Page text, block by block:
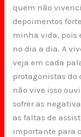
quem não
depoimentos
minha vida, pois
no dia a dia. A
veja em cada
protagonistas do
não vive isso
sofrer as
as faltas de
importante para